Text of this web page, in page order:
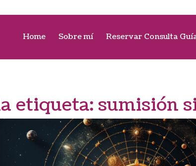
Home Sobre mí Reservar Consulta
etiqueta: sumisión